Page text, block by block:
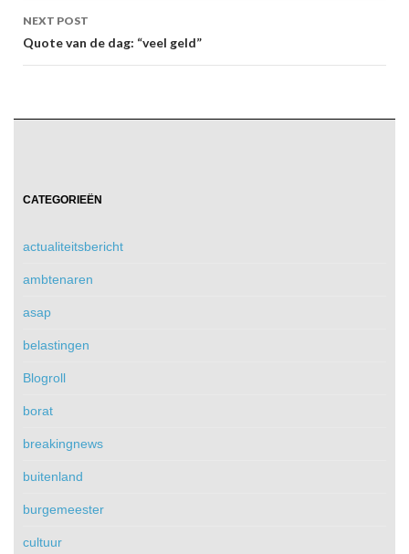
NEXT POST
Quote van de dag: “veel geld”
CATEGORIEËN
actualiteitsbericht
ambtenaren
asap
belastingen
Blogroll
borat
breakingnews
buitenland
burgemeester
cultuur